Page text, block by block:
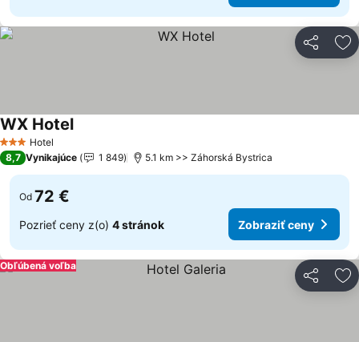
Zdieľať
3 Počet hviezdičiek
Hotel
WX Hotel
8,7 Vynikajúce 1 849 5.1 km >> Záhorská Bystrica
Od 72 €
Pozrieť ceny z(o) 4 stránok Zobraziť ceny
Zdieľať
Obľúbená voľba